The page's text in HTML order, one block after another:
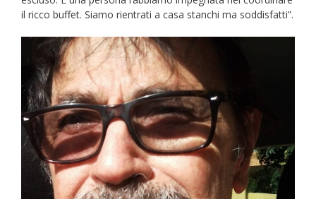
il ricco buffet. Siamo rientrati a casa stanchi ma soddisfatti”.